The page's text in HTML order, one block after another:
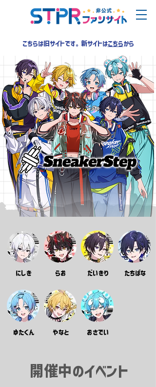
こちらは旧サイトです。新サイトはこちらから
にしき
ゆたくん
らお
やなと
だいきり
おさでい
たちばな
開催中のイベント